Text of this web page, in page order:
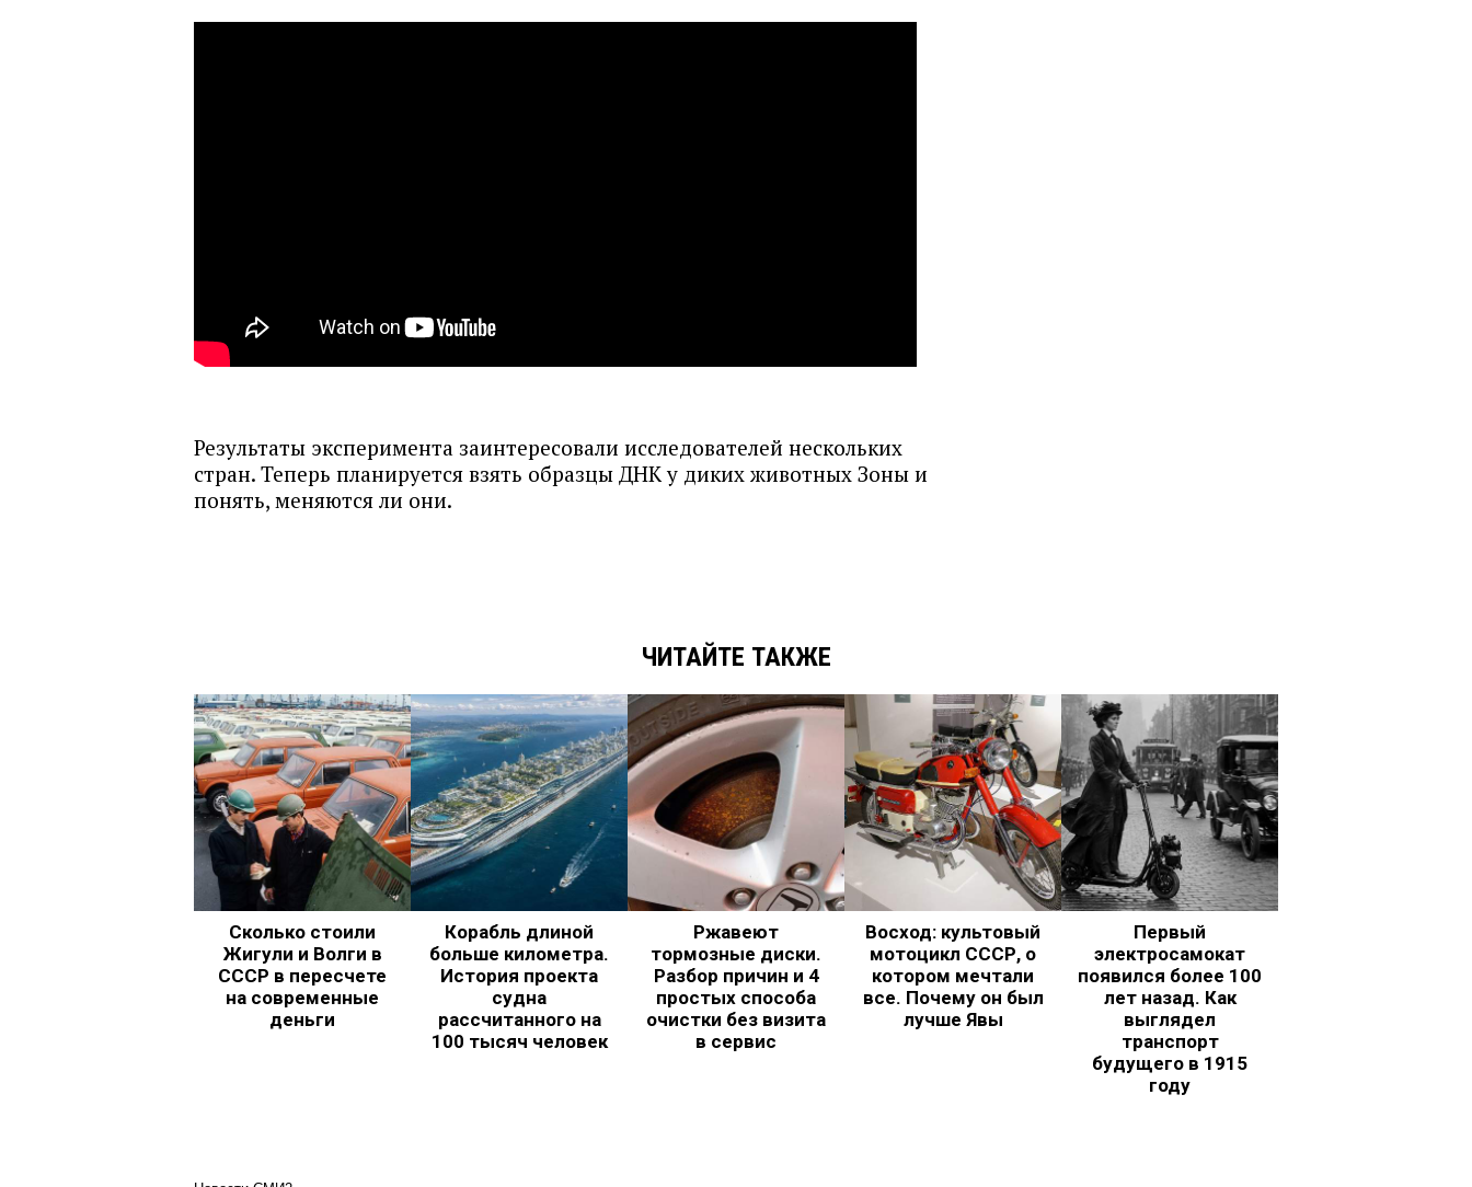
Результаты эксперимента заинтересовали исследователей нескольких
стран. Теперь планируется взять образцы ДНК у диких животных Зоны и
понять, меняются ли они.
ЧИТАЙТЕ ТАКЖЕ
Сколько стоили
Жигули и Волги в
СССР в пересчете
на современные
деньги
Корабль длиной
больше километра.
История проекта
судна
рассчитанного на
100 тысяч человек
Ржавеют
тормозные диски.
Разбор причин и 4
простых способа
очистки без визита
в сервис
Восход: культовый
мотоцикл СССР, о
котором мечтали
все. Почему он был
лучше Явы
Первый
электросамокат
появился более 100
лет назад. Как
выглядел
транспорт
будущего в 1915
году